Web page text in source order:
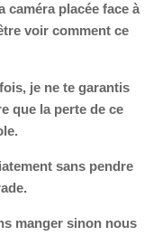
caméra placée face à
voir comment ce
je ne te garantis
que la perte de ce
sans pendre
manger sinon nous